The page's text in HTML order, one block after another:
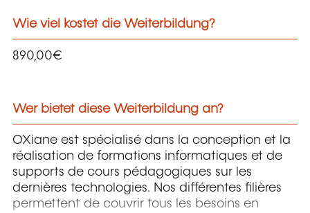
Wie viel kostet die Weiterbildung?
890,00€
Wer bietet diese Weiterbildung an?
OXiane est spécialisé dans la conception et la
réalisation de formations informatiques et de
supports de cours pédagogiques sur les
dernières technologies. Nos différentes filières
permettent de couvrir tous les besoins en